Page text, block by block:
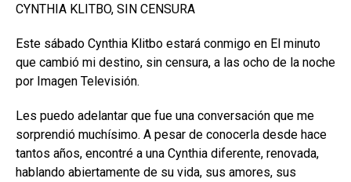
CYNTHIA KLITBO, SIN CENSURA
Este sábado Cynthia Klitbo estará conmigo en El minuto
que cambió mi destino, sin censura, a las ocho de la noche
por Imagen Televisión.
Les puedo adelantar que fue una conversación que me
sorprendió muchísimo. A pesar de conocerla desde hace
tantos años, encontré a una Cynthia diferente, renovada,
hablando abiertamente de su vida, sus amores, sus